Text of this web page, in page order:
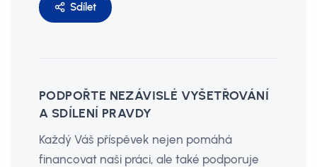
Sdílet
PODPOŘTE NEZÁVISLÉ VYŠETŘOVÁNÍ
A SDÍLENÍ PRAVDY
Každý Váš příspěvek nejen pomáhá
financovat naši práci, ale také podporuje